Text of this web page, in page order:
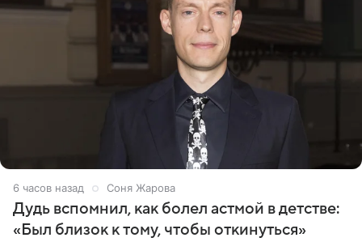
6 часов назад Соня Жарова
Дудь вспомнил, как болел астмой в детстве:
«Был близок к тому, чтобы откинуться»